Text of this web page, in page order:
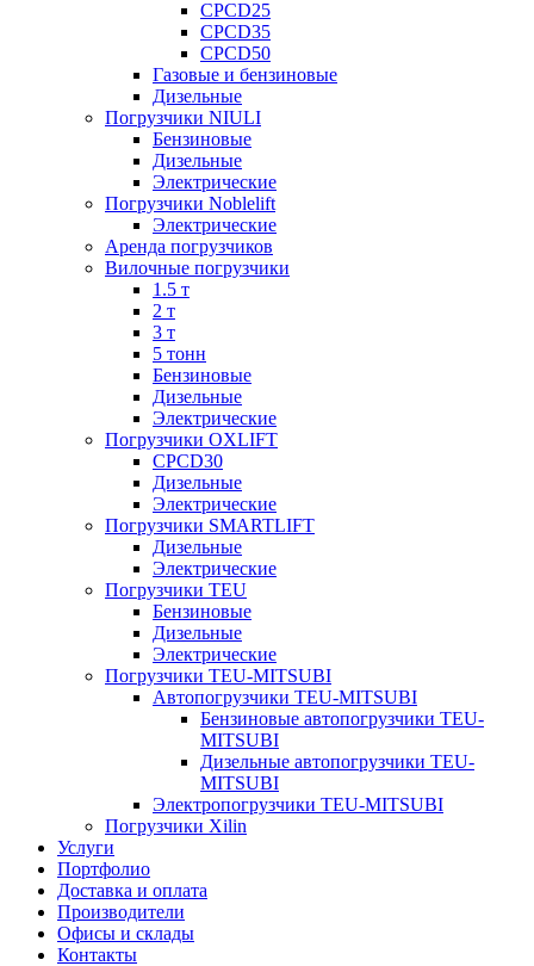
CPCD25
CPCD35
CPCD50
Газовые и бензиновые
Дизельные
Погрузчики NIULI
Бензиновые
Дизельные
Электрические
Погрузчики Noblelift
Электрические
Аренда погрузчиков
Вилочные погрузчики
1.5 т
2 т
3 т
5 тонн
Бензиновые
Дизельные
Электрические
Погрузчики OXLIFT
CPCD30
Дизельные
Электрические
Погрузчики SMARTLIFT
Дизельные
Электрические
Погрузчики TEU
Бензиновые
Дизельные
Электрические
Погрузчики TEU-MITSUBI
Автопогрузчики TEU-MITSUBI
Бензиновые автопогрузчики TEU-
MITSUBI
Дизельные автопогрузчики TEU-
MITSUBI
Электропогрузчики TEU-MITSUBI
Погрузчики Xilin
Услуги
Портфолио
Доставка и оплата
Производители
Офисы и склады
Контакты